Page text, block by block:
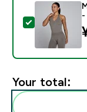
Select this
-
Your total: